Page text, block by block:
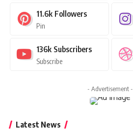
11.6k Followers
Pin
136k Subscribers
Subscribe
- Advertisement -
Latest News